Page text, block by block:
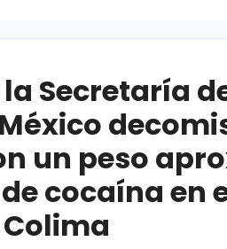
con 137 kilos de
Secretaría
un peso
cocaína en